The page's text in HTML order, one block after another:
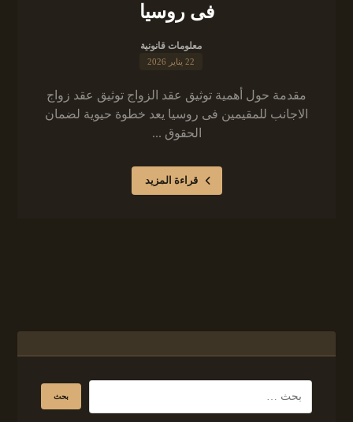
فى روسيا
معلومات قانونية
22 يناير 2026
مقدمة حول أهمية توثيق عقد الزواج توثيق عقد زواج
الاجانب للمقيمين فى روسيا يعد خطوة حيوية لضمان
الحقوق ...
قراءة المزيد